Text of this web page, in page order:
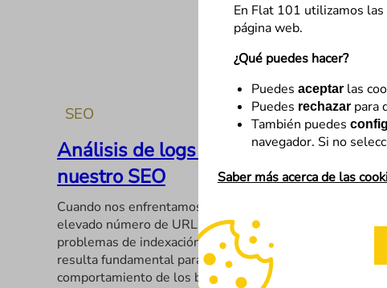
En Flat 101 utilizamos las
página web.
¿Qué puedes hacer?
Puedes aceptar las
Puedes rechazar para
También puedes
navegador. Si no
Saber más acerca de las
SEO
Análisis de logs para mejorar
nuestro SEO
Cuando nos enfrentamos a proyectos con un
elevado número de URL, o que estamos teniendo
problemas de indexación, el análisis de logs
resulta fundamental para entender el
comportamiento de los bots…